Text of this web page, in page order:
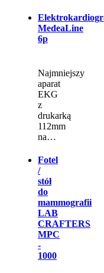
MedeaLine
6p
Najmniejszy
aparat
EKG
z
drukarką
112mm
na…
Fotel
/
stół
do
mammografii
LAB
CRAFTERS
MPC
-
1000